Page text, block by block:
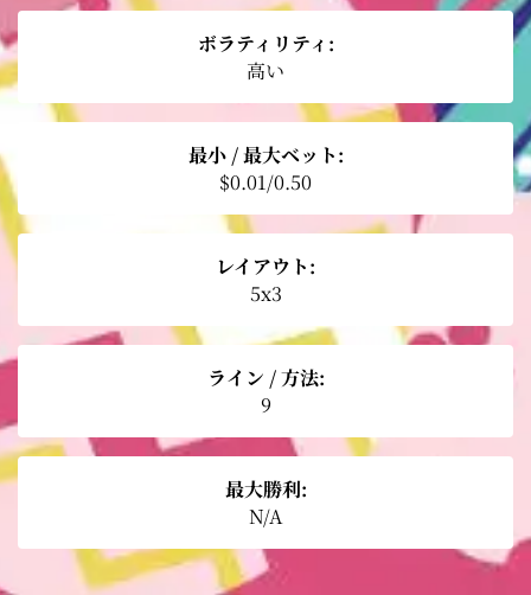
ボラティリティ:
高い
最小 / 最大ベット:
$0.01/0.50
レイアウト:
5x3
ライン / 方法:
9
最大勝利:
N/A